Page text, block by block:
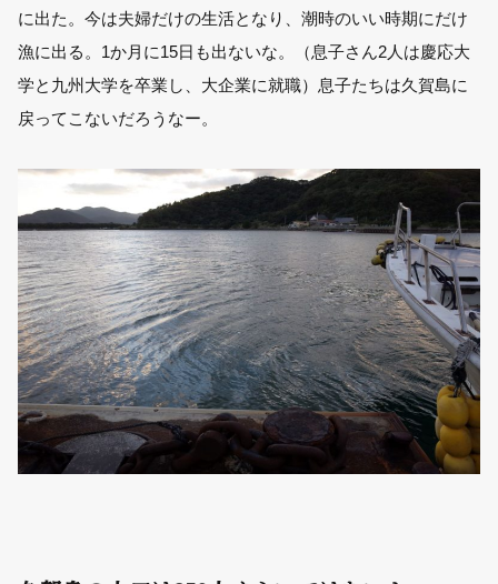
に出た。今は夫婦だけの生活となり、潮時のいい時期にだけ
漁に出る。1か月に15日も出ないな。（息子さん2人は慶応大
学と九州大学を卒業し、大企業に就職）息子たちは久賀島に
戻ってこないだろうなー。